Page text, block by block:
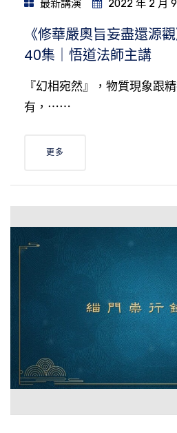
最新講演 2022 年 2 月
《修華嚴奧旨妄盡還源
40集｜悟道法師主講
『幻相宛然』，物質現象跟
有，⋯⋯
更多